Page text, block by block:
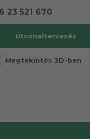
23 521 670
Útvonaltervezés
Megtekintés 3D-ben